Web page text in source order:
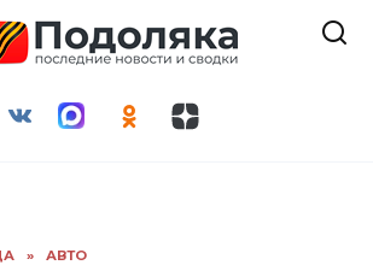
» АВТО